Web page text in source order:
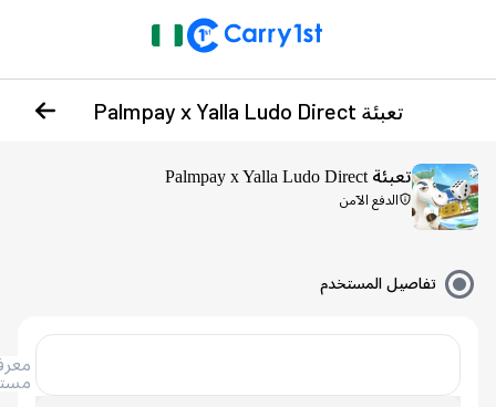
تعبئة Palmpay x Yalla Ludo Direct
تعبئة Palmpay x Yalla Ludo Direct
الدفع الآمن
تفاصيل المستخدم
مستخدم